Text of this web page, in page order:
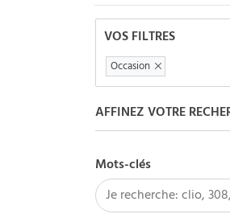
VOS FILTRES
Occasion
AFFINEZ VOTRE
Mots-clés